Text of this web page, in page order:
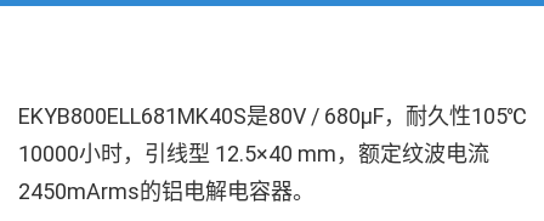
EKYB800ELL681MK40S是80V / 680µF，耐久性105℃
10000小时，引线型 12.5×40 mm，额定纹波电流
2450mArms的铝电解电容器。